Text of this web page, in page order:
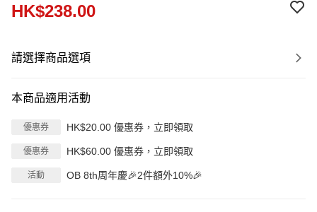
HK$238.00
請選擇商品選項
本商品適用活動
優惠券 HK$20.00 優惠券，立即領取
優惠券 HK$60.00 優惠券，立即領取
活動 OB 8th周年慶🎉2件額外10%🎉